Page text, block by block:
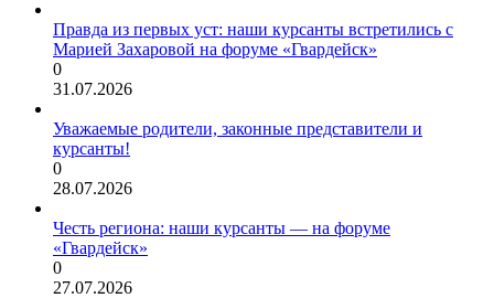
Правда из первых уст: наши курсанты встретились с
Марией Захаровой на форуме «Гвардейск»
0
31.07.2026
Уважаемые родители, законные представители и
курсанты!
0
28.07.2026
Честь региона: наши курсанты — на форуме
«Гвардейск»
0
27.07.2026